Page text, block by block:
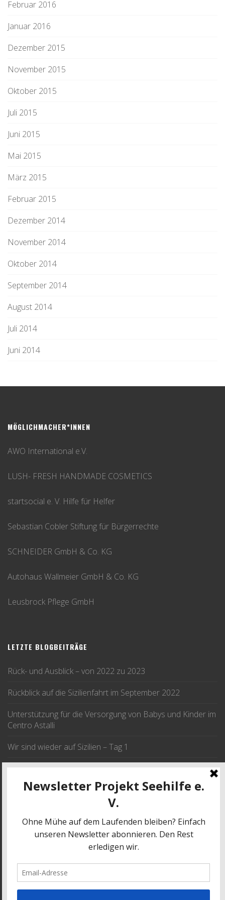
Februar 2016
Januar 2016
Dezember 2015
November 2015
Oktober 2015
Juli 2015
Juni 2015
Mai 2015
März 2015
Februar 2015
Dezember 2014
November 2014
Oktober 2014
September 2014
August 2014
Juli 2014
Juni 2014
MÖGLICHMACHER*INNEN
AWO International e.V.
LUSH- FRESH HANDMADE COSMETICS
startsocial e. V. Hilfe für Helfer
Sebastian Cobler Stiftung für Bürgerrechte
SCHNEIDER GmbH & Co. KG
Autohaus Wallmeier GmbH & Co. KG
Leusbrock Pflege GmbH
LETZTE BLOGBEITRÄGE
Rück- und Ausblick – von 2022 zu 2023
Rückblick auf die Sizilienfahrt im September 2022
Unterstützung für die Versorgung von Babys und Kinder im
Centro Astalli
Wir sind wieder auf Sizilien – Tag 1
Wir fahren im September nach Sizilien